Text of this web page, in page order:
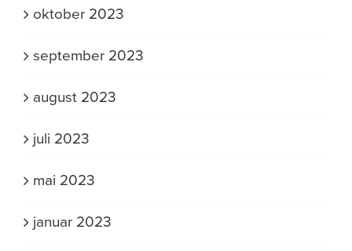
oktober 2023
september 2023
august 2023
juli 2023
mai 2023
januar 2023